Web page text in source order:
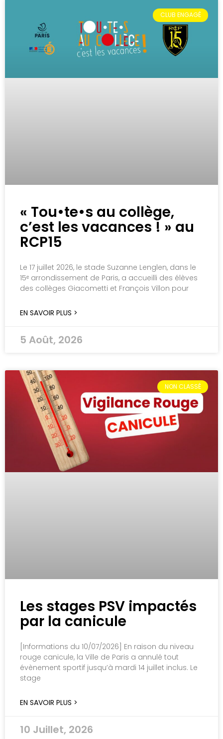
CLUB ENGAGÉ
« Tou•te•s au collège,
c’est les vacances ! » au
RCP15
Le 17 juillet 2026, le stade Suzanne Lenglen, dans le
15ᵉ arrondissement de Paris, a accueilli des élèves
des collèges Giacometti et François Villon pour
EN SAVOIR PLUS >
5 Août, 2026
NON CLASSÉ
Les stages PSV impactés
par la canicule
[Informations du 10/07/2026] En raison du niveau
rouge canicule, la Ville de Paris a annulé tout
évènement sportif jusqu’à mardi 14 juillet inclus. Le
stage
EN SAVOIR PLUS >
10 Juillet, 2026